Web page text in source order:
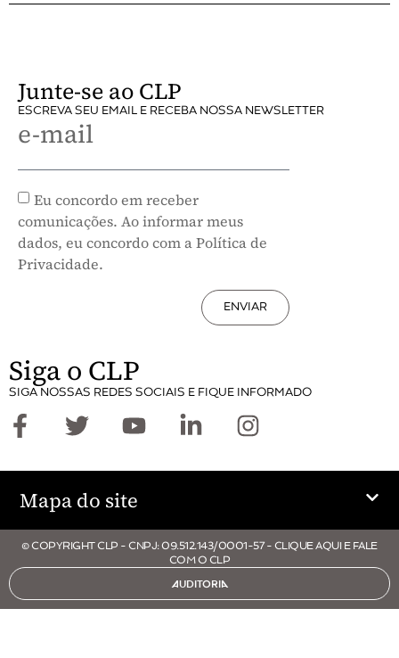
Junte-se ao CLP
ESCREVA SEU EMAIL E RECEBA NOSSA NEWSLETTER
e-mail
Eu concordo em receber
comunicações. Ao informar meus
dados, eu concordo com a Política de
Privacidade.
ENVIAR
Siga o CLP
SIGA NOSSAS REDES SOCIAIS E FIQUE INFORMADO
Mapa do site
© COPYRIGHT CLP - CNPJ: 09.512.143/0001-57 - CLIQUE AQUI E FALE
COM O CLP
AUDITORIA